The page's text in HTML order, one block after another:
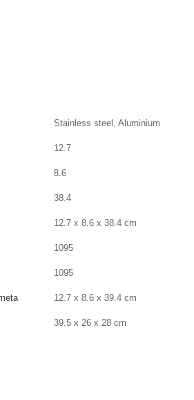
Stainless steel, Aluminium
12.7
8.6
38.4
12.7 x 8.6 x 38.4 cm
1095
1095
12.7 x 8.6 x 39.4 cm
39.5 x 26 x 28 cm